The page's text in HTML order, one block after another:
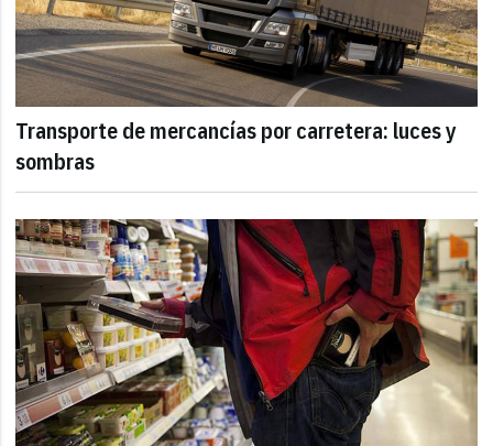
Transporte de mercancías por carretera: luces y
sombras